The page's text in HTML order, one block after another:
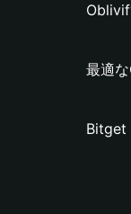
最適
Bitget